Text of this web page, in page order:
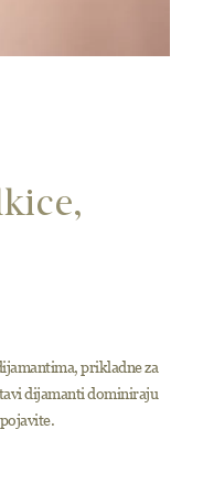
prikladne za
dijamanti dominiraju